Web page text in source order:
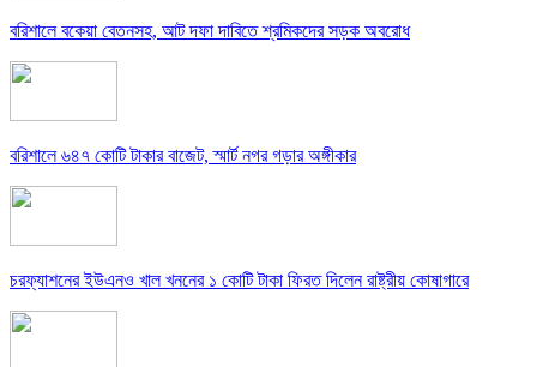
বরিশালে বকেয়া বেতনসহ, আট দফা দাবিতে শ্রমিকদের সড়ক অবরোধ
বরিশালে ৬৪৭ কোটি টাকার বাজেট, স্মার্ট নগর গড়ার অঙ্গীকার
চরফ্যাশনের ইউএনও খাল খননের ১ কোটি টাকা ফিরত দিলেন রাষ্ট্রীয় কোষাগারে